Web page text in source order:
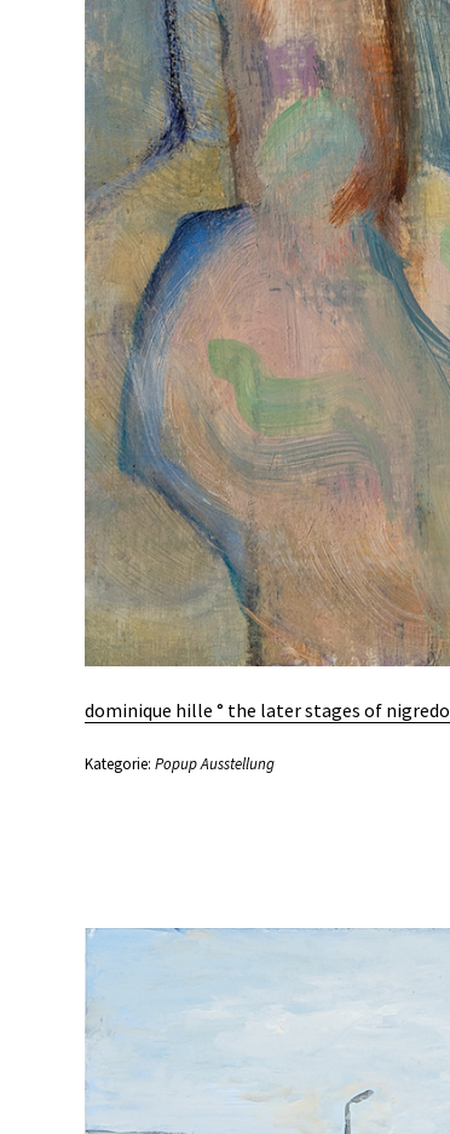
dominique hille ° the later stages of nigredo
Kategorie: Popup Ausstellung